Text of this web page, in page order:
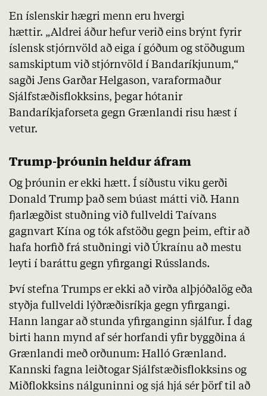
En íslenskir hægri menn eru hvergi
hættir. „Aldrei áður hefur verið eins brýnt fyrir
íslensk stjórnvöld að eiga í góðum og stöðugum
samskiptum við stjórnvöld í Bandaríkjunum,“
sagði Jens Garðar Helgason, varaformaður
Sjálfstæðisflokksins, þegar hótanir
Bandaríkjaforseta gegn Grænlandi risu hæst í
vetur.
Trump-þróunin heldur áfram
Og þróunin er ekki hætt. Í síðustu viku gerði
Donald Trump það sem búast mátti við. Hann
fjarlægðist stuðning við fullveldi Taívans
gagnvart Kína og tók afstöðu gegn þeim, eftir að
hafa horfið frá stuðningi við Úkraínu að mestu
leyti í baráttu gegn yfirgangi Rússlands.
Því stefna Trumps er ekki að virða alþjóðalög eða
styðja fullveldi lýðræðisríkja gegn yfirgangi.
Hann langar að stunda yfirganginn sjálfur. Í dag
birti hann mynd af sér horfandi yfir byggðina á
Grænlandi með orðunum: Halló Grænland.
Kannski fagna leiðtogar Sjálfstæðisflokksins og
Miðflokksins nálguninni og sjá hjá sér þörf til að